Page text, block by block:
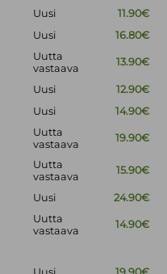
Uusi
11.90€
Uusi 16.80€
Uutta
vastaava
13.90€
Uusi
12.90€
Uusi 14.90€
Uutta
vastaava
19.90€
Uutta
vastaava
15.90€
Uusi 24.90€
Uutta
vastaava
14.90€